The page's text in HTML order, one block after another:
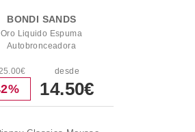
BONDI SANDS
Oro Liquido Espuma
Autobronceadora
desde
14.50€